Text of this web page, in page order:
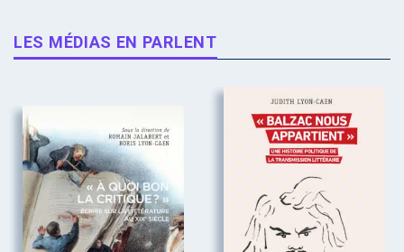
LES MÉDIAS EN PARLENT